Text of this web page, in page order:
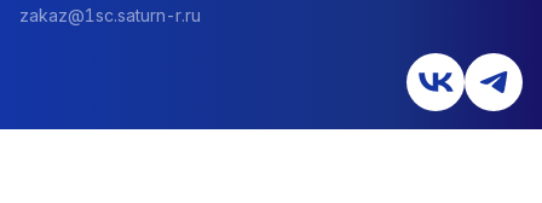
zakaz@1sc.saturn-r.ru